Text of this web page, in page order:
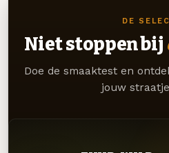
DE
Niet stoppen bij
Doe de smaaktest en
jouw